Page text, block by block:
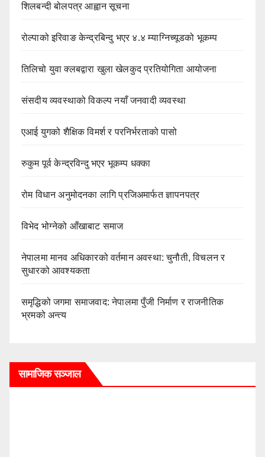
शिलबन्दी बोलपत्र आह्वान सूचना
रोल्पाको इरिवाङ केन्द्रबिन्दु भएर ४.४ म्याग्निच्यूडको भूकम्प
तिलिचो युवा क्लबद्वारा खुला खेलकुद प्रतियोगिता आयोजना
संसदीय व्यवस्थाको विकल्प नयाँ जनवादी व्यवस्था
एआई युगको शैक्षिक विमर्श र परनिर्भरताको पासो
रुकुम पूर्व केन्द्रविन्दु भएर भूकम्प धक्का
रोम विधान अनुमोदनका लागि प्रजिअमार्फत ज्ञापनपत्र
विभेद भोग्नेको आँखाबाट समाज
नेपालमा मानव अधिकारको वर्तमान अवस्था: चुनौती, विचलन र
सुधारको आवश्यकता
समृद्धिको जगमा समाजवाद: नेपालमा पुँजी निर्माण र राजनीतिक
भ्रमको अन्त्य
सामाजिक सञ्जाल